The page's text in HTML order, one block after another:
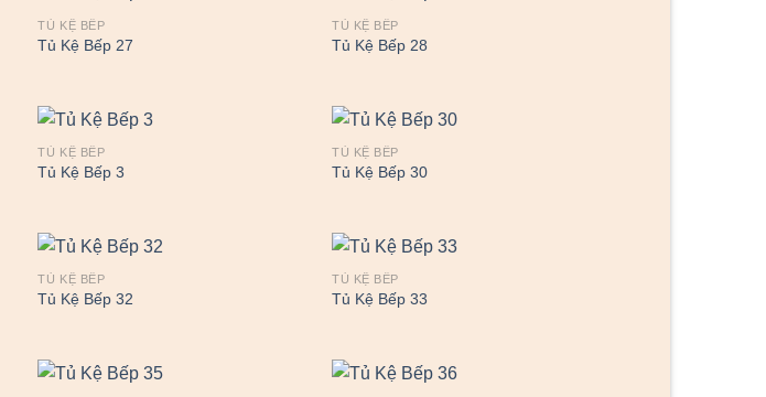
TỦ KỆ BẾP
Tủ Kệ Bếp 27
TỦ KỆ BẾP
Tủ Kệ Bếp 28
TỦ KỆ BẾP
Tủ Kệ Bếp 3
TỦ KỆ BẾP
Tủ Kệ Bếp 30
TỦ KỆ BẾP
Tủ Kệ Bếp 32
TỦ KỆ BẾP
Tủ Kệ Bếp 33